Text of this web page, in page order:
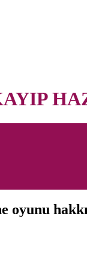
oyunu